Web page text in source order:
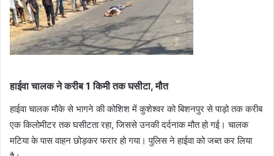
हाईवा चालक ने करीब 1 किमी तक घसीटा, मौत
हाईवा चालक मौके से भागने की कोशिश में कुशेश्वर को बिशनपुर से पाड़ो तक करीब
एक किलोमीटर तक घसीटता रहा, जिससे उनकी दर्दनाक मौत हो गई। चालक
मटिया के पास वाहन छोड़कर फरार हो गया। पुलिस ने हाईवा को जब्त कर लिया